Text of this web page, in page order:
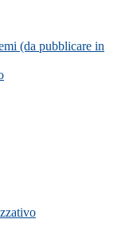
(da pubblicare in